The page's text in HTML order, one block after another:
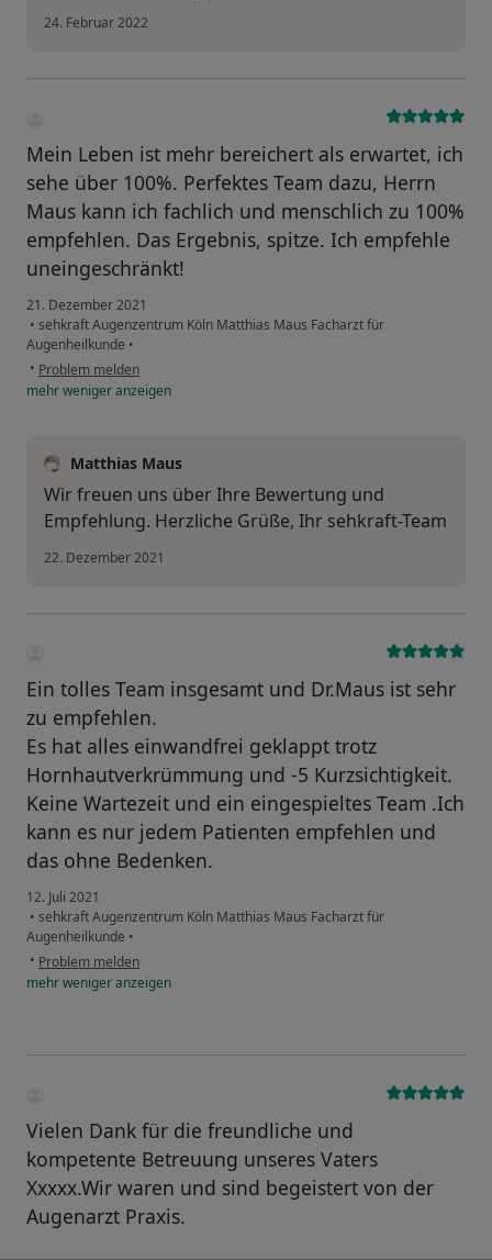
24. Februar 2022
Mein Leben ist mehr bereichert als erwartet, ich
sehe über 100%. Perfektes Team dazu, Herrn
Maus kann ich fachlich und menschlich zu 100%
empfehlen. Das Ergebnis, spitze. Ich empfehle
uneingeschränkt!
21. Dezember 2021
• sehkraft Augenzentrum Köln Matthias Maus Facharzt für
Augenheilkunde •
• Problem melden
mehrwenigeranzeigen
Matthias Maus
Wir freuen uns über Ihre Bewertung und
Empfehlung. Herzliche Grüße, Ihr sehkraft-Team
22. Dezember 2021
Ein tolles Team insgesamt und Dr.Maus ist sehr
zu empfehlen.
Es hat alles einwandfrei geklappt trotz
Hornhautverkrümmung und -5 Kurzsichtigkeit.
Keine Wartezeit und ein eingespieltes Team .Ich
kann es nur jedem Patienten empfehlen und
das ohne Bedenken.
12. Juli 2021
• sehkraft Augenzentrum Köln Matthias Maus Facharzt für
Augenheilkunde •
• Problem melden
mehrwenigeranzeigen
Vielen Dank für die freundliche und
kompetente Betreuung unseres Vaters
Xxxxx.Wir waren und sind begeistert von der
Augenarzt Praxis.